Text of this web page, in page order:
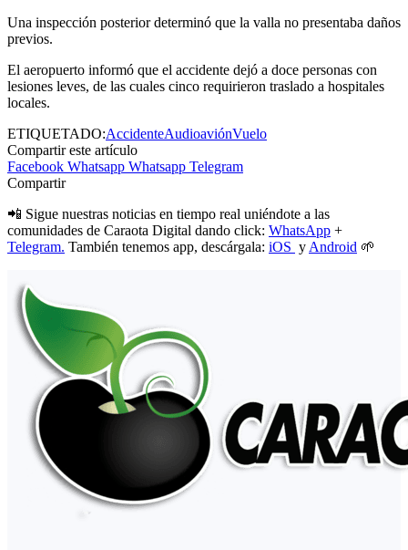
Una inspección posterior determinó que la valla no presentaba daños
previos.
El aeropuerto informó que el accidente dejó a doce personas con
lesiones leves, de las cuales cinco requirieron traslado a hospitales
locales.
ETIQUETADO:AccidenteAudioaviónVuelo
Compartir este artículo
Facebook Whatsapp Whatsapp Telegram
Compartir
📲 Sigue nuestras noticias en tiempo real uniéndote a las
comunidades de Caraota Digital dando click: WhatsApp +
Telegram. También tenemos app, descárgala: iOS y Android 🌱